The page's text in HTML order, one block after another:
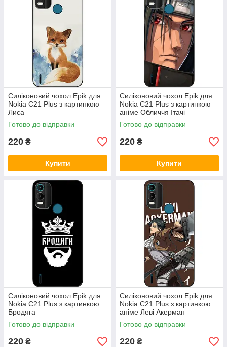
Силіконовий чохол Epik для
Nokia C21 Plus з картинкою
Лиса
Готово до відправки
220 ₴
Купити
Силіконовий чохол Epik для
Nokia C21 Plus з картинкою
аніме Обличчя Ітачі
Готово до відправки
220 ₴
Купити
Силіконовий чохол Epik для
Nokia C21 Plus з картинкою
Бродяга
Готово до відправки
220 ₴
Силіконовий чохол Epik для
Nokia C21 Plus з картинкою
аніме Леві Акерман
Готово до відправки
220 ₴